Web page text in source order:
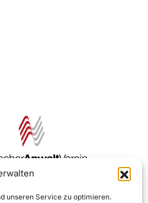
unseren Service zu optimieren.
DAV Webseite